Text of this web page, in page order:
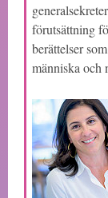
förutsättning
berättelser
människa och